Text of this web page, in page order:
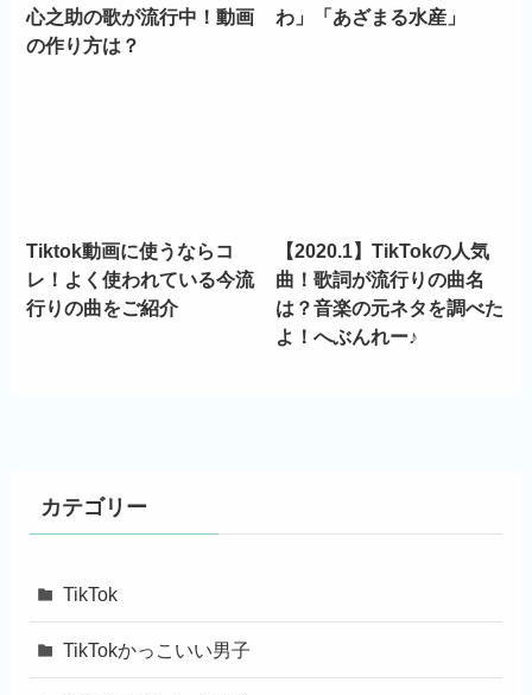
心之助の歌が流行中！動画
の作り方は？
わ」「あざまる水産」
Tiktok動画に使うならコ
レ！よく使われている今流
行りの曲をご紹介
【2020.1】TikTokの人気
曲！歌詞が流行りの曲名
は？音楽の元ネタを調べた
よ！へぶんれー♪
カテゴリー
TikTok
TikTokかっこいい男子